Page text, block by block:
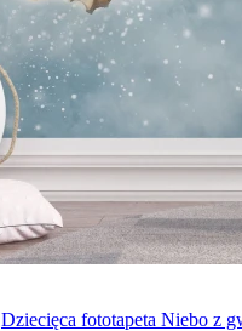
Dziecięca fototapeta Niebo z